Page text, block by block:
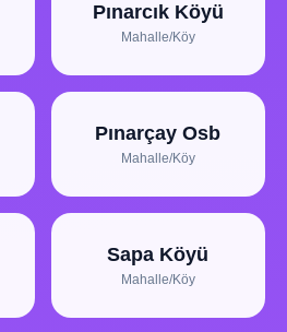
Pınarcık Köyü
Mahalle/Köy
Pınarçay Osb
Mahalle/Köy
Sapa Köyü
Mahalle/Köy